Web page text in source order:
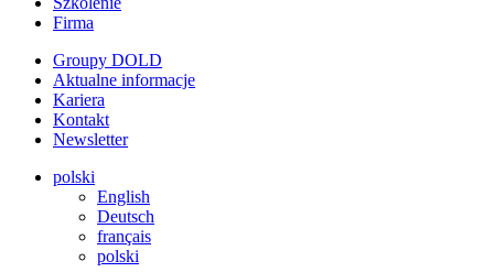
Firma
Groupy DOLD
Aktualne informacje
Kariera
Kontakt
Newsletter
polski
English
Deutsch
français
polski